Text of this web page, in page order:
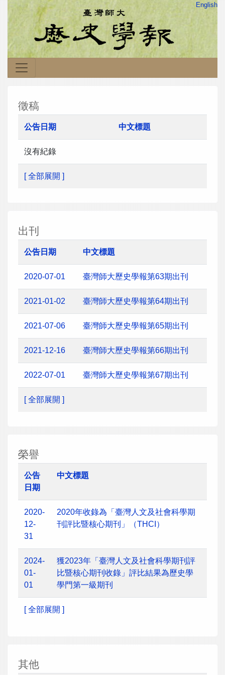
English
徵稿
公告日期 中文標題
沒有紀錄
[ 全部展開 ]
出刊
公告日期 中文標題
2020-07-01 臺灣師大歷史學報第63期出刊
2021-01-02 臺灣師大歷史學報第64期出刊
2021-07-06 臺灣師大歷史學報第65期出刊
2021-12-16 臺灣師大歷史學報第66期出刊
2022-07-01 臺灣師大歷史學報第67期出刊
[ 全部展開 ]
榮譽
公告
日期
中文標題
2020-
12-
31
2020年收錄為「臺灣人文及社會科學期
刊評比暨核心期刊」（THCI）
2024-
01-
01
獲2023年「臺灣人文及社會科學期刊評
比暨核心期刊收錄」評比結果為歷史學
學門第一級期刊
[ 全部展開 ]
其他